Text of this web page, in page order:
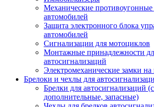
Механические противоугонные
автомобилей
Защита электронного блока
автомобилей
Сигнализации для мотоциклов
Монтажные принадлежности
автосигнализаций
Электромеханические замки на
Брелоки и чехлы для
Брелки для автосигнализаций
дополнительные, запасные)